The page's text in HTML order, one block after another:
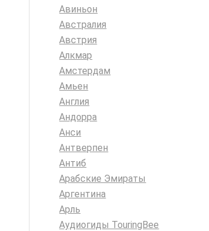
Авиньон
Австралия
Австрия
Алкмар
Амстердам
Амьен
Англия
Андорра
Анси
Антверпен
Антиб
Арабские Эмираты
Аргентина
Арль
Аудиогиды TouringBee